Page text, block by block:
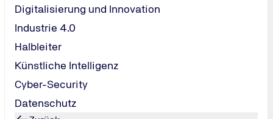
Digitalisierung und Innovation
Industrie 4.0
Halbleiter
Künstliche Intelligenz
Cyber-Security
Datenschutz
Nachhaltigkeit großgeschrieben – erkennbar auch an
wird Nachhaltigkeit großgeschrieben – erkennbar